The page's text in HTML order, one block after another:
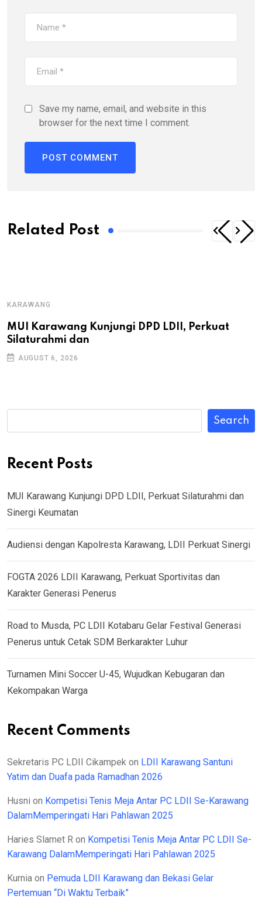
Save my name, email, and website in this
browser for the next time I comment.
Related Post
KARAWANG
MUI Karawang Kunjungi DPD LDII, Perkuat
Silaturahmi dan
AUGUST 6, 2026
Search
Recent Posts
MUI Karawang Kunjungi DPD LDII, Perkuat Silaturahmi dan
Sinergi Keumatan
Audiensi dengan Kapolresta Karawang, LDII Perkuat Sinergi
FOGTA 2026 LDII Karawang, Perkuat Sportivitas dan
Karakter Generasi Penerus
Road to Musda, PC LDII Kotabaru Gelar Festival Generasi
Penerus untuk Cetak SDM Berkarakter Luhur
Turnamen Mini Soccer U-45, Wujudkan Kebugaran dan
Kekompakan Warga
Recent Comments
Sekretaris PC LDII Cikampek on LDII Karawang Santuni
Yatim dan Duafa pada Ramadhan 2026
Husni on Kompetisi Tenis Meja Antar PC LDII Se-Karawang
DalamMemperingati Hari Pahlawan 2025
Haries Slamet R on Kompetisi Tenis Meja Antar PC LDII Se-
Karawang DalamMemperingati Hari Pahlawan 2025
Kurnia on Pemuda LDII Karawang dan Bekasi Gelar
Pertemuan “Di Waktu Terbaik”